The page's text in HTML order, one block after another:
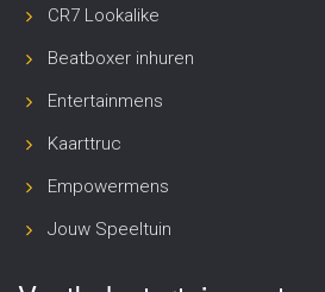
CR7 Lookalike
Beatboxer inhuren
Entertainmens
Kaarttruc
Empowermens
Jouw Speeltuin